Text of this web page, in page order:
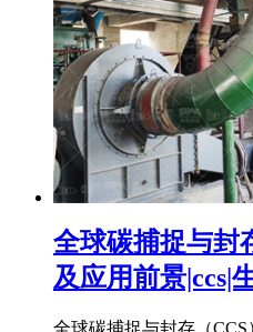
全球碳捕捉与封
及应用前景|ccs|